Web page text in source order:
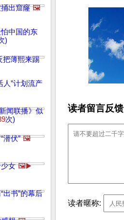
出窟窿 🖼️
中国的东
)
把薄熙来踢
人”计划流产
闻联播》似
次)
潜伏” 🖼️
女 🖼️▶️
出书”的幕后
读者留言反
读者暱称: